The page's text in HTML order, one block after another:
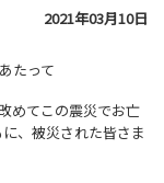
2021年03月10日
たって
めてこの震災でお亡
、被災された皆さま